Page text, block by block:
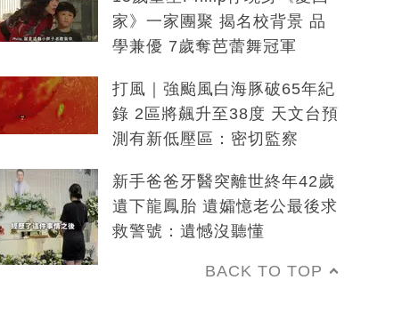
家》一家團聚 揭名校背景 品
學兼優 7歲奪芭蕾舞冠軍
打風｜強颱風白海豚破65年紀
錄 2區將飆升至38度 天文台預
測有新低壓區：密切監察
新手爸爸牙醫突離世終年42歲
遺下龍鳳胎 遺孀憶老公最後求
救警號：遺憾沒聽懂
BACK TO TOP